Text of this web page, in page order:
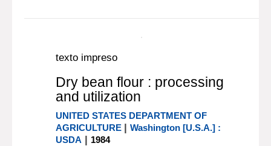
texto impreso
Dry bean flour : processing
and utilization
UNITED STATES DEPARTMENT OF
AGRICULTURE |Washington [U.S.A.] :
USDA | 1984